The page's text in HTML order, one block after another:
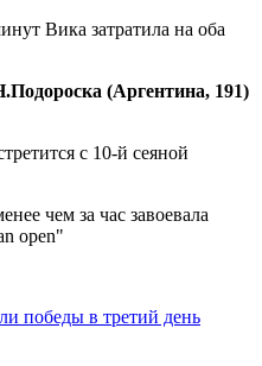
Вика затратила на оба
(Аргентина, 191)
с 10-й сеяной
победы в третий день